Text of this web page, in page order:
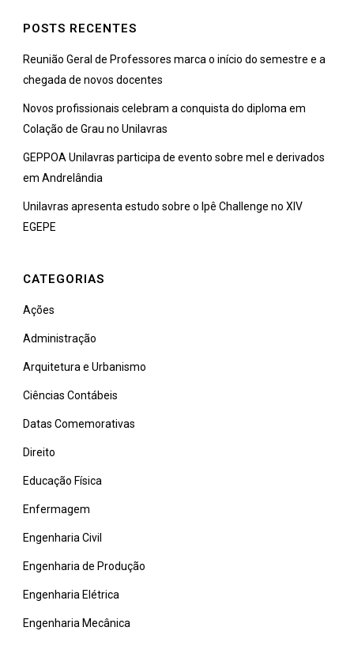
POSTS RECENTES
Reunião Geral de Professores marca o início do semestre e a
chegada de novos docentes
Novos profissionais celebram a conquista do diploma em
Colação de Grau no Unilavras
GEPPOA Unilavras participa de evento sobre mel e derivados
em Andrelândia
Unilavras apresenta estudo sobre o Ipê Challenge no XIV
EGEPE
CATEGORIAS
Ações
Administração
Arquitetura e Urbanismo
Ciências Contábeis
Datas Comemorativas
Direito
Educação Física
Enfermagem
Engenharia Civil
Engenharia de Produção
Engenharia Elétrica
Engenharia Mecânica